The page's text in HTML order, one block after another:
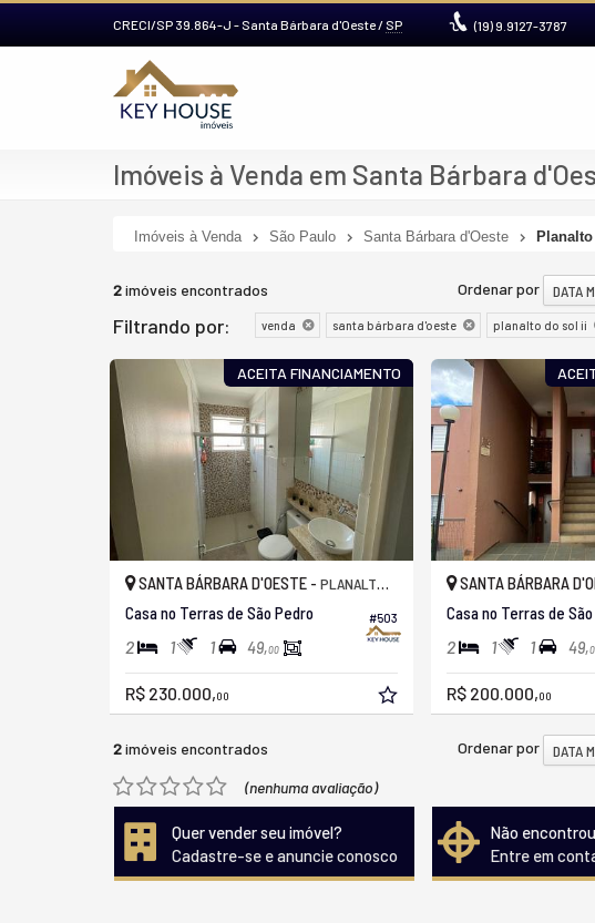
CRECI/SP 39.864-J - Santa Bárbara d'Oeste / SP (19)9.9127-3787
Imóveis à Venda em Santa Bárbara
Imóveis à Venda São Paulo Santa Bárbara d'Oeste Planalto
2imóveis encontrados Ordenar por DATA
Filtrando por: venda santa bárbara d'oeste planalto do sol ii
ACEITA FINANCIAMENTO
#503
SANTA BÁRBARA D'OESTE - PLANALTO DO SOL II
Casa no Terras de São Pedro
2 1 1 49,00
R$ 230.000,00
SANTA BÁRBARA
Casa no Terras de
2 1 1 49,
R$ 200.000,00
2imóveis encontrados Ordenar por
DATA
(nenhuma avaliação)
Quer vender seu imóvel?
Cadastre-se e anuncie conosco
Não
Entre em